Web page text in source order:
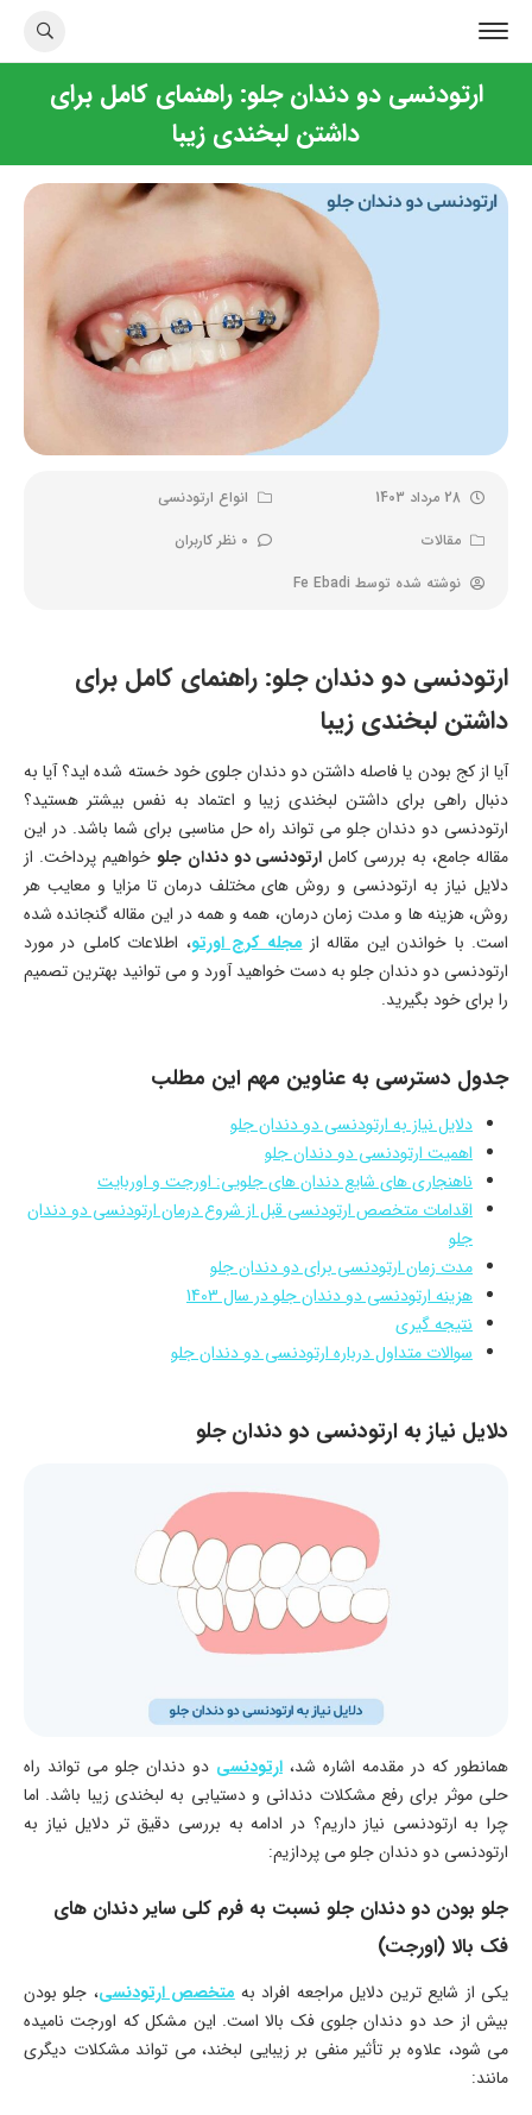
ارتودنسی دو دندان جلو: راهنمای کامل برای
داشتن لبخندی زیبا
28 مرداد 1403
انواع ارتودنسی
مقالات
0 نظر کاربران
نوشته شده توسط Fe Ebadi
ارتودنسی دو دندان جلو: راهنمای کامل برای
داشتن لبخندی زیبا
آیا از کج بودن یا فاصله داشتن دو دندان جلوی خود خسته شده اید؟ آیا به
دنبال راهی برای داشتن لبخندی زیبا و اعتماد به نفس بیشتر هستید؟
ارتودنسی دو دندان جلو می تواند راه حل مناسبی برای شما باشد. در این
مقاله جامع، به بررسی کامل ارتودنسی دو دندان جلو خواهیم پرداخت. از
دلایل نیاز به ارتودنسی و روش های مختلف درمان تا مزایا و معایب هر
روش، هزینه ها و مدت زمان درمان، همه و همه در این مقاله گنجانده شده
است. با خواندن این مقاله ازمجله کرج اورتو، اطلاعات کاملی در مورد
ارتودنسی دو دندان جلو به دست خواهید آورد و می توانید بهترین تصمیم
را برای خود بگیرید.
جدول دسترسی به عناوین مهم این مطلب
دلایل نیاز به ارتودنسی دو دندان جلو
اهمیت ارتودنسی دو دندان جلو
ناهنجاری های شایع دندان های جلویی: اورجت و اوربایت
اقدامات متخصص ارتودنسی قبل از شروع درمان ارتودنسی دو دندان
جلو
مدت زمان ارتودنسی برای دو دندان جلو
هزینه ارتودنسی دو دندان جلو در سال 1403
نتیجه گیری
سوالات متداول درباره ارتودنسی دو دندان جلو
دلایل نیاز به ارتودنسی دو دندان جلو
همانطور که در مقدمه اشاره شد، ارتودنسی دو دندان جلو می تواند راه
حلی موثر برای رفع مشکلات دندانی و دستیابی به لبخندی زیبا باشد. اما
چرا به ارتودنسی نیاز داریم؟ در ادامه به بررسی دقیق تر دلایل نیاز به
ارتودنسی دو دندان جلو می پردازیم:
جلو بودن دو دندان جلو نسبت به فرم کلی سایر دندان های
فک بالا (اورجت)
یکی از شایع ترین دلایل مراجعه افراد بهمتخصص ارتودنسی، جلو بودن
بیش از حد دو دندان جلوی فک بالا است. این مشکل که اورجت نامیده
می شود، علاوه بر تأثیر منفی بر زیبایی لبخند، می تواند مشکلات دیگری
مانند: